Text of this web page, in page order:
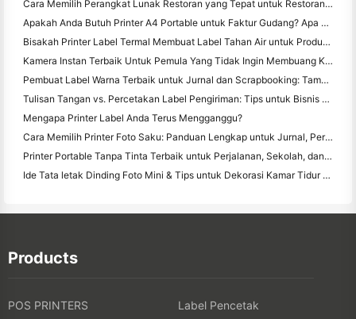
Cara Memilih Perangkat Lunak Restoran yang Tepat untuk Restoran Kecil atau Midsize Anda
Apakah Anda Butuh Printer A4 Portable untuk Faktur Gudang? Apa yang sebenarnya bekerja
Bisakah Printer Label Termal Membuat Label Tahan Air untuk Produk Bisnis Kecil?
Kamera Instan Terbaik Untuk Pemula Yang Tidak Ingin Membuang Kertas
Pembuat Label Warna Terbaik untuk Jurnal dan Scrapbooking: Tambahkan Lebih Banyak Warna ke Setiap Halaman
Tulisan Tangan vs. Percetakan Label Pengiriman: Tips untuk Bisnis Kecil di 2026
Mengapa Printer Label Anda Terus Mengganggu?
Cara Memilih Printer Foto Saku: Panduan Lengkap untuk Jurnal, Perjalanan, dan Pengguna iPhone
Printer Portable Tanpa Tinta Terbaik untuk Perjalanan, Sekolah, dan Kerja Mobile: Hanin MT620 Pro Review
Ide Tata letak Dinding Foto Mini & Tips untuk Dekorasi Kamar Tidur dan Asrama
Products
POS PRINTERS
Label Pencetak